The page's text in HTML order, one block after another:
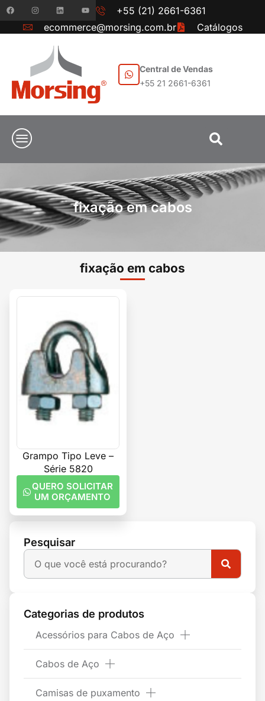
+55 (21) 2661-6361
ecommerce@morsing.com.br
Catálogos
Central de Vendas
+55 21 2661-6361
fixação em cabos
Pesquisar
Categorias de produtos
Acessórios para Cabos de Aço
Cabos de Aço
Camisas de puxamento
fixação em cabos
Grampo Tipo Leve –
Série 5820
QUERO SOLICITAR
UM ORÇAMENTO